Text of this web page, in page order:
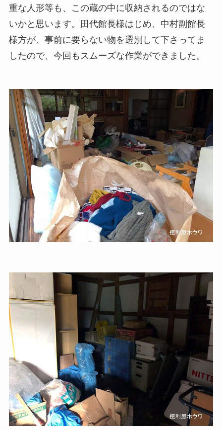
重な人形等も、この蔵の中に収納されるのではな
いかと思います。田代館長様はじめ、中村副館長
様方が、事前に要らない物を選別して下さってま
したので、今回もスムーズな作業ができました。